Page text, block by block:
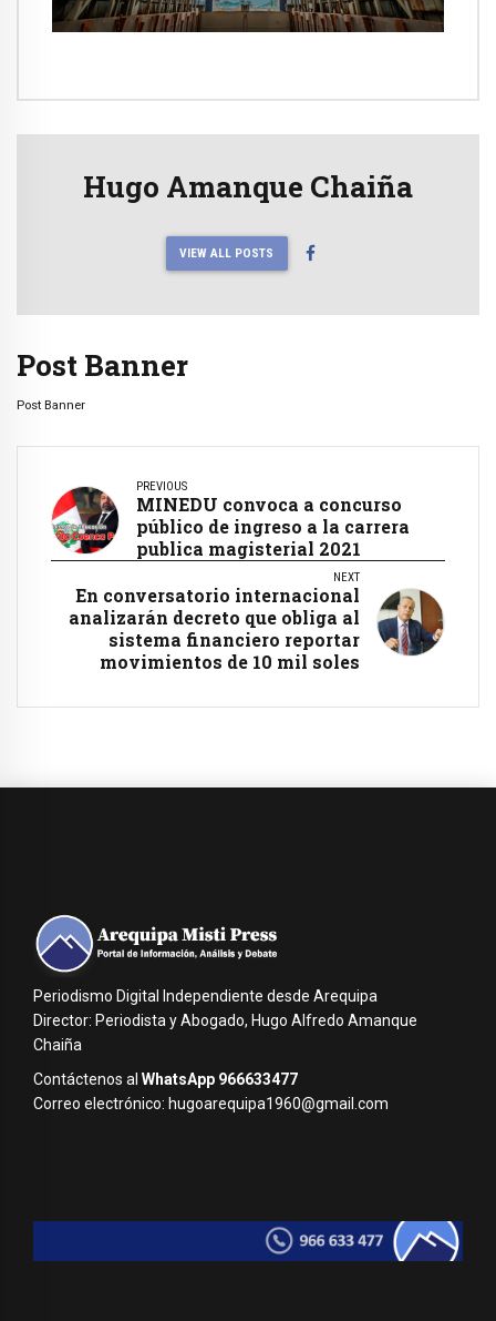
Hugo Amanque Chaiña
VIEW ALL POSTS
Post Banner
Post Banner
PREVIOUS
MINEDU convoca a concurso
público de ingreso a la carrera
publica magisterial 2021
NEXT
En conversatorio internacional
analizarán decreto que obliga al
sistema financiero reportar
movimientos de 10 mil soles
Periodismo Digital Independiente desde Arequipa
Director: Periodista y Abogado, Hugo Alfredo Amanque
Chaiña
Contáctenos al WhatsApp 966633477
Correo electrónico: hugoarequipa1960@gmail.com